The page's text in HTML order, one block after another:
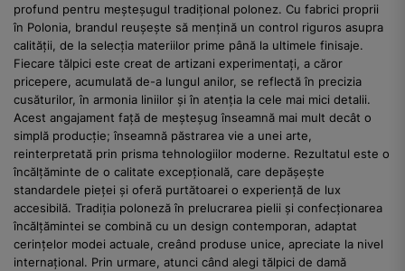
profund pentru meșteșugul tradițional polonez. Cu fabrici proprii
în Polonia, brandul reușește să mențină un control riguros asupra
calității, de la selecția materiilor prime până la ultimele finisaje.
Fiecare tălpici este creat de artizani experimentați, a căror
pricepere, acumulată de-a lungul anilor, se reflectă în precizia
cusăturilor, în armonia liniilor și în atenția la cele mai mici detalii.
Acest angajament față de meșteșug înseamnă mai mult decât o
simplă producție; înseamnă păstrarea vie a unei arte,
reinterpretată prin prisma tehnologiilor moderne. Rezultatul este o
încălțăminte de o calitate excepțională, care depășește
standardele pieței și oferă purtătoarei o experiență de lux
accesibilă. Tradiția poloneză în prelucrarea pielii și confecționarea
încălțămintei se combină cu un design contemporan, adaptat
cerințelor modei actuale, creând produse unice, apreciate la nivel
internațional. Prin urmare, atunci când alegi tălpici de damă